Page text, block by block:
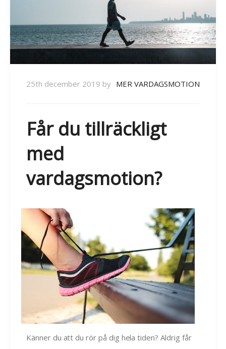
25th december 2019 by MER VARDAGSMOTION
Får du tillräckligt
med
vardagsmotion?
Känner du att du rör på dig hela tiden? Aldrig får